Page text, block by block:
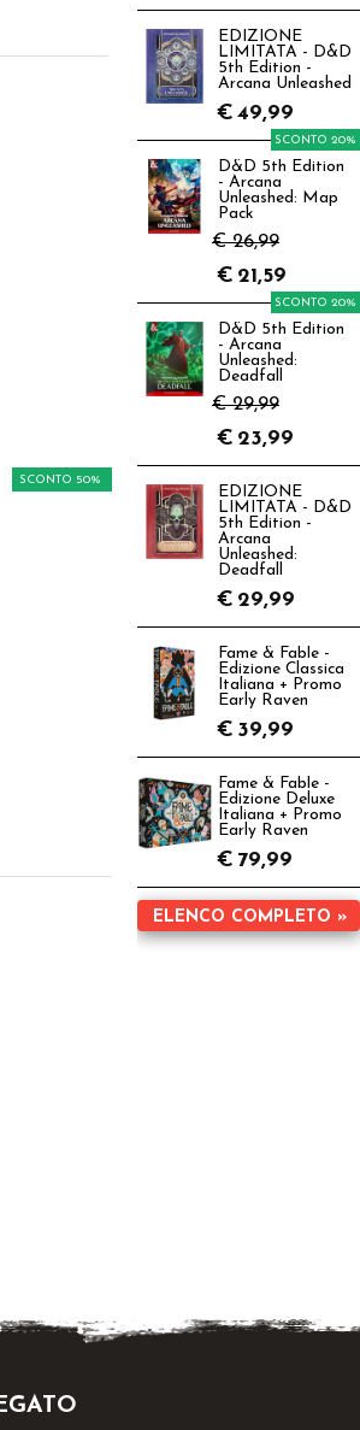
SCONTO 50%
EDIZIONE
LIMITATA - D&D
5th Edition -
Arcana Unleashed
€ 49,99
D&D 5th Edition
- Arcana
Unleashed: Map
Pack
€ 26,99
SCONTO 20%
€ 21,59
D&D 5th Edition
- Arcana
Unleashed:
Deadfall
€ 29,99
SCONTO 20%
€ 23,99
EDIZIONE
LIMITATA - D&D
5th Edition -
Arcana
Unleashed:
Deadfall
€ 29,99
Fame & Fable -
Edizione Classica
Italiana + Promo
Early Raven
€ 39,99
Fame & Fable -
Edizione Deluxe
Italiana + Promo
Early Raven
€ 79,99
ELENCO COMPLETO »